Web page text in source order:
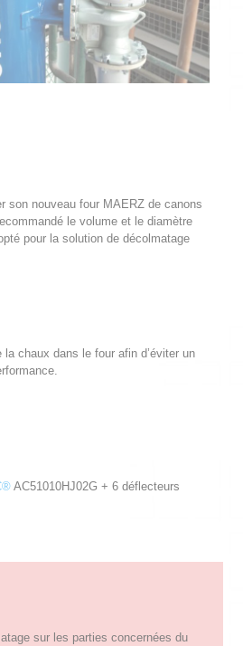
son nouveau four MAERZ de canons
le volume et le diamètre
pour la solution de décolmatage
chaux dans le four afin d’éviter un
AC51010HJ02G + 6 déflecteurs
sur les parties concernées du